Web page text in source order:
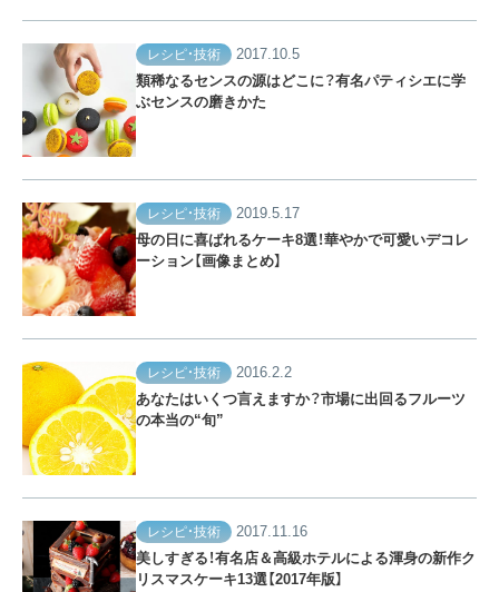
レシピ・技術
2017.10.5
類稀なるセンスの源はどこに？有名パティシエに学
ぶセンスの磨きかた
レシピ・技術
2019.5.17
母の日に喜ばれるケーキ8選！華やかで可愛いデコレ
ーション【画像まとめ】
レシピ・技術
2016.2.2
あなたはいくつ言えますか？市場に出回るフルーツ
の本当の“旬”
レシピ・技術
2017.11.16
美しすぎる！有名店＆高級ホテルによる渾身の新作ク
リスマスケーキ13選【2017年版】